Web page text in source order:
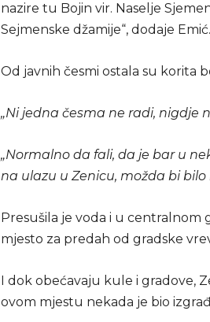
nazire tu Bojin vir. Naselje
Sejmenske džamije“, dodaje Emić.
Od javnih česmi ostala su korita
„Ni jedna česma ne radi, nigdje
„Normalno da fali, da je bar u
na ulazu u Zenicu, možda bi
Presušila je voda i u
mjesto za predah od gradske
I dok obećavaju kule i gradove,
ovom mjestu nekada je bio